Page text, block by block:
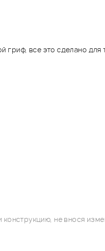
гриф, все это сделано для
не внося